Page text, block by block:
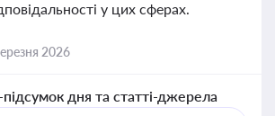
у цих сферах.
2026
дня та статті-джерела